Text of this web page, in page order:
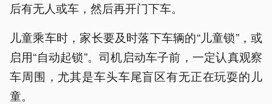
后有无人或车，然后再开门下车。
儿童乘车时，家长要及时落下车辆的“儿童锁”，或
启用“自动起锁”。司机启动车子前，一定认真观察
车周围，尤其是车头车尾盲区有无正在玩耍的儿
童。